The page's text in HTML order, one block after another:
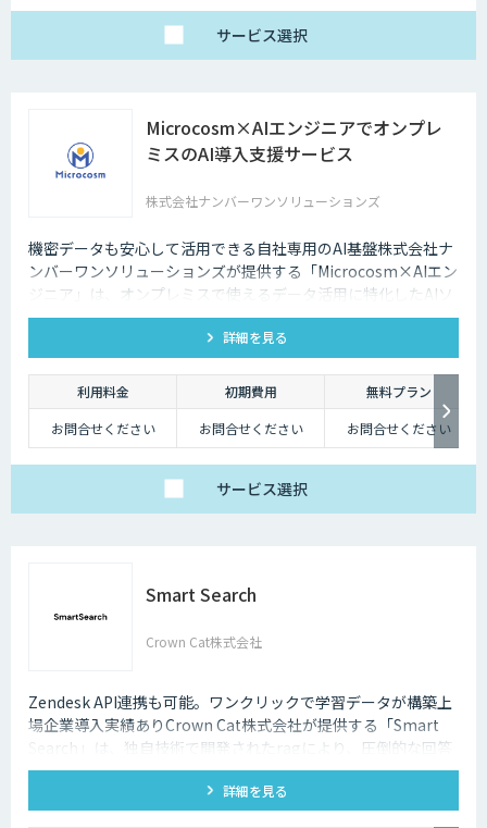
ます。低コストで問い合わせ対応の環境を整えられるという点は大きなメ
リットといえるでしょう。
ユーザーから似たような問い合わせが頻繁に寄せられることは決して珍し
くありません。その質問に毎回担当者が回答していくのは、決して効率的
とはいえないでしょう。その点、チャットボットであれば問い合わせ対応
を自動化できるため、従業員は他の業務へ力を注ぐことが可能になりま
・気軽に問い合わせできる
問い合わせの窓口が電話やメールのみの場合、問い合わせというアクショ
その点、チャットボットであれば普段の友人とのチャットと同じ感覚で質
問することができます。また、「相手がロボット」という認識があるた
め、ユーザーもより気軽に問い合わせを行うことができるのです。
チャットボットは多種多様な業界で導入されており、様々なメリットをも
たらす存在です。近年は人手不足が深刻化しているため、多くの企業にと
ってチャットボットを活用して業務効率化するべく導入が進んでおりま
サービス選択
Microcosm×AIエンジニアでオンプレ
ミスのAI導入支援サービス
株式会社ナンバーワンソリューションズ
機密データも安心して活用できる自社専用のAI基盤株式会社ナ
ンバーワンソリューションズが提供する「Microcosm×AIエン
ジニア」は、オンプレミスで使えるデータ活用に特化したAIソ
リューションをAIエンジニアが貴社の課題に合わせてカスタマ
イズするサービスです。社内に眠るデータを「会社の資産」と
して生まれ変わらせることができます。
詳細を見る
利用料金 初期費用
無料プラン
お問合せください
お問合せください お問合せください
サービス選択
Smart Search
Crown Cat株式会社
Zendesk API連携も可能。ワンクリックで学習データが構築上
場企業導入実績ありCrown Cat株式会社が提供する「Smart
Search」は、独自技術で開発されたragにより、圧倒的な回答
精度を誇るAIチャットボットです。また回答精度が悪い時は管
理画面から簡単にご自身でチューニングができる、簡単でかつ
高精度な特徴があります。
詳細を見る